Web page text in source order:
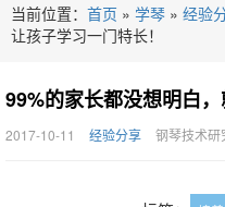
当前位置： 首页 » 学琴 » 经验
让孩子学习一门特长！
99%的家长都没想明白，
2017-10-11 经验分享 钢琴技术研